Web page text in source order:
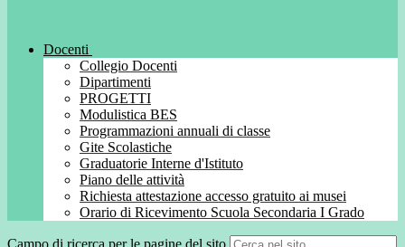
Docenti
Collegio Docenti
Dipartimenti
PROGETTI
Modulistica BES
Programmazioni annuali di classe
Gite Scolastiche
Graduatorie Interne d'Istituto
Piano delle attività
Richiesta attestazione accesso gratuito ai musei
Orario di Ricevimento Scuola Secondaria I Grado